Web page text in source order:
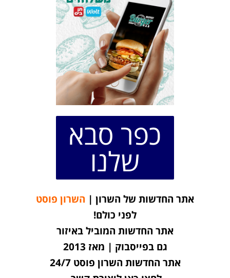
כפר סבא
שלנו
אתר החדשות של השרון | השרון פוסט
לפני כולם!
אתר החדשות המוביל באיזור
גם בפייסבוק | מאז 2013
אתר החדשות השרון פוסט 24/7